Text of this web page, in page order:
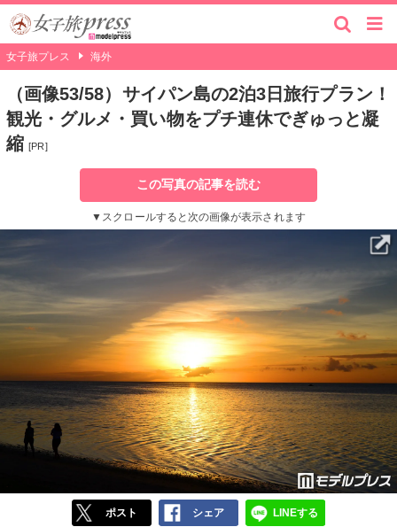
女子旅プレス 海外
（画像53/58）サイパン島の2泊3日旅行プラン！
観光・グルメ・買い物をプチ連休でぎゅっと凝
縮 [PR]
この写真の記事を読む
▼スクロールすると次の画像が表示されます
ポスト シェア LINEする